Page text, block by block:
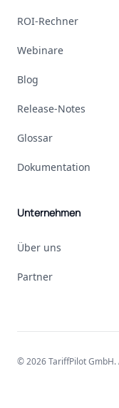
ROI-Rechner
Webinare
Blog
Release-Notes
Glossar
Dokumentation
Unternehmen
Über uns
Partner
© 2026 TariffPilot GmbH.